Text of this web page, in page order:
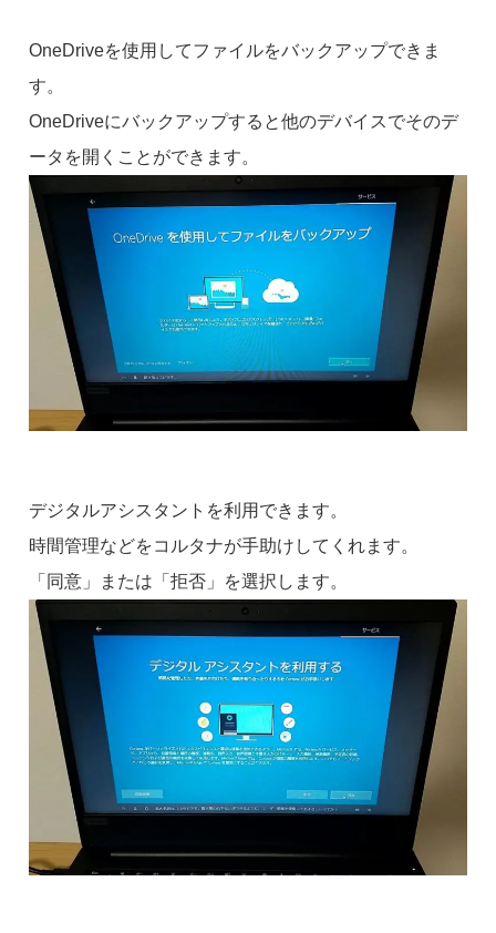
OneDriveを使用してファイルをバックアップできま
す。
OneDriveにバックアップすると他のデバイスでそのデ
ータを開くことができます。
デジタルアシスタントを利用できます。
時間管理などをコルタナが手助けしてくれます。
「同意」または「拒否」を選択します。